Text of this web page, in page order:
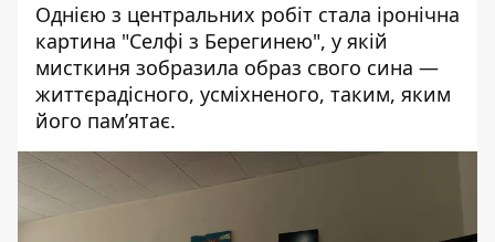
Однією з центральних робіт стала іронічна
картина "Селфі з Берегинею", у якій
мисткиня зобразила образ свого сина —
життєрадісного, усміхненого, таким, яким
його пам’ятає.